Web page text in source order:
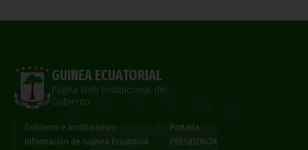
GUINEA ECUATORIAL
Página Web Institucional del
Gobierno
Gobierno e Instituciones
Información de Guinea Ecuatorial
Portada
PRESIDENCIA